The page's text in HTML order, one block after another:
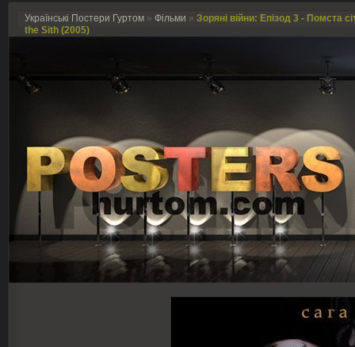
Українські Постери Гуртом » Фільми » Зоряні війни: Епізод 3 - Помста
the Sith (2005)